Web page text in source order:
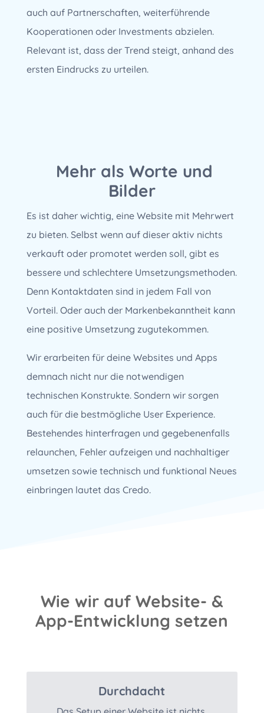
auch auf Partnerschaften, weiterführende
Kooperationen oder Investments abzielen.
Relevant ist, dass der Trend steigt, anhand des
ersten Eindrucks zu urteilen.
Mehr als Worte und
Bilder
Es ist daher wichtig, eine Website mit Mehrwert
zu bieten. Selbst wenn auf dieser aktiv nichts
verkauft oder promotet werden soll, gibt es
bessere und schlechtere Umsetzungsmethoden.
Denn Kontaktdaten sind in jedem Fall von
Vorteil. Oder auch der Markenbekanntheit kann
eine positive Umsetzung zugutekommen.
Wir erarbeiten für deine Websites und Apps
demnach nicht nur die notwendigen
technischen Konstrukte. Sondern wir sorgen
auch für die bestmögliche User Experience.
Bestehendes hinterfragen und gegebenenfalls
relaunchen, Fehler aufzeigen und nachhaltiger
umsetzen sowie technisch und funktional Neues
einbringen lautet das Credo.
Wie wir auf Website- &
App-Entwicklung setzen
Durchdacht